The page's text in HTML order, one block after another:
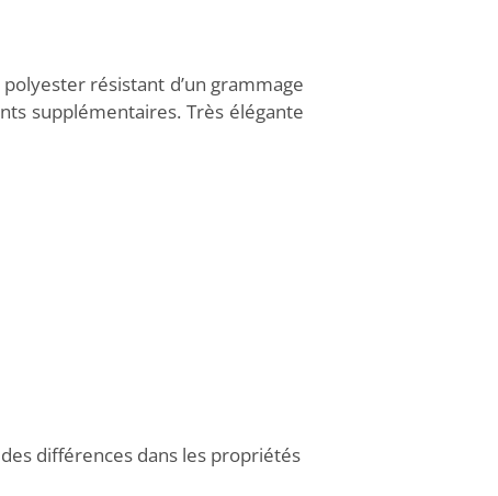
résistant d’un grammage
supplémentaires. Très élégante
différences dans les propriétés